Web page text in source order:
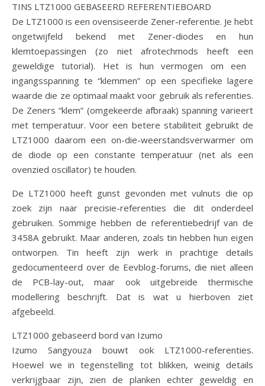
TINS LTZ1000 GEBASEERD REFERENTIEBOARD
De LTZ1000 is een ovensiseerde Zener-referentie. Je hebt
ongetwijfeld bekend met Zener-diodes en hun
klemtoepassingen (zo niet afrotechmods heeft een
geweldige tutorial). Het is hun vermogen om een ​​
ingangsspanning te “klemmen” op een specifieke lagere
waarde die ze optimaal maakt voor gebruik als referenties.
De Zeners “klem” (omgekeerde afbraak) spanning varieert
met temperatuur. Voor een betere stabiliteit gebruikt de
LTZ1000 daarom een ​​on-die-weerstandsverwarmer om
de diode op een constante temperatuur (net als een
ovenzied oscillator) te houden.
De LTZ1000 heeft gunst gevonden met vulnuts die op
zoek zijn naar precisie-referenties die dit onderdeel
gebruiken. Sommige hebben de referentiebedrijf van de
3458A gebruikt. Maar anderen, zoals tin hebben hun eigen
ontworpen. Tin heeft zijn werk in prachtige details
gedocumenteerd over de Eevblog-forums, die niet alleen
de PCB-lay-out, maar ook uitgebreide thermische
modellering beschrijft. Dat is wat u hierboven ziet
afgebeeld.
LTZ1000 gebaseerd bord van Izumo
Izumo Sangyouza bouwt ook LTZ1000-referenties.
Hoewel we in tegenstelling tot blikken, weinig details
verkrijgbaar zijn, zien de planken echter geweldig en